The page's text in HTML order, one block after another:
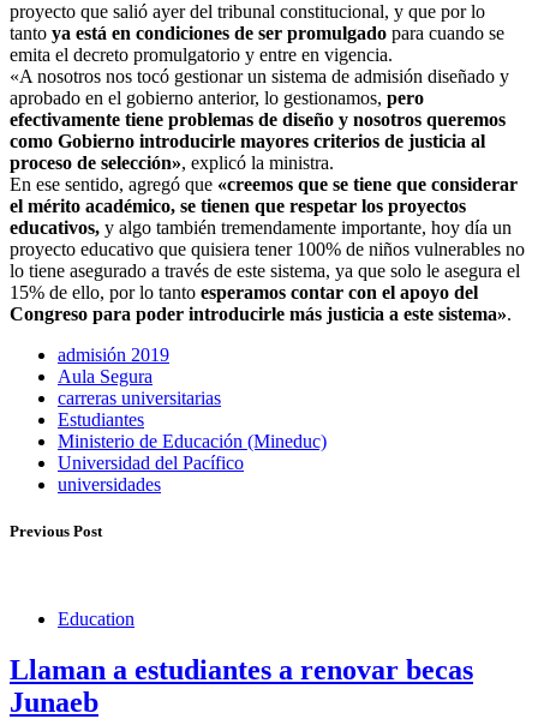
proyecto que salió ayer del tribunal constitucional, y que por lo
tanto ya está en condiciones de ser promulgado para cuando se
emita el decreto promulgatorio y entre en vigencia.
«A nosotros nos tocó gestionar un sistema de admisión diseñado y
aprobado en el gobierno anterior, lo gestionamos, pero
efectivamente tiene problemas de diseño y nosotros queremos
como Gobierno introducirle mayores criterios de justicia al
proceso de selección», explicó la ministra.
En ese sentido, agregó que «creemos que se tiene que considerar
el mérito académico, se tienen que respetar los proyectos
educativos, y algo también tremendamente importante, hoy día un
proyecto educativo que quisiera tener 100% de niños vulnerables no
lo tiene asegurado a través de este sistema, ya que solo le asegura el
15% de ello, por lo tanto esperamos contar con el apoyo del
Congreso para poder introducirle más justicia a este sistema».
admisión 2019
Aula Segura
carreras universitarias
Estudiantes
Ministerio de Educación (Mineduc)
Universidad del Pacífico
universidades
Previous Post
Education
Llaman a estudiantes a renovar becas
Junaeb